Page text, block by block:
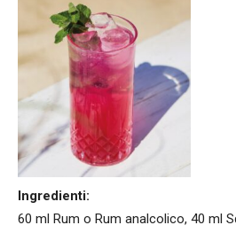
Ingredienti:
60 ml Rum o Rum analcolico, 40 ml